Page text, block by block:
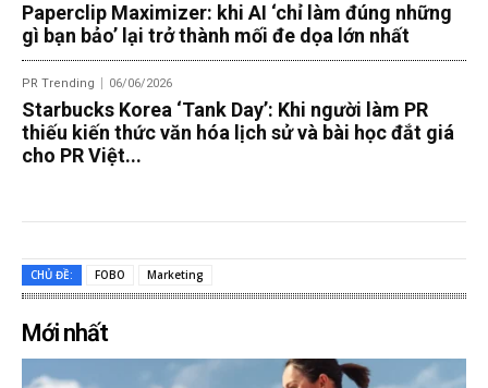
Paperclip Maximizer: khi AI ‘chỉ làm đúng những
gì bạn bảo’ lại trở thành mối đe dọa lớn nhất
PR Trending 06/06/2026
Starbucks Korea ‘Tank Day’: Khi người làm PR
thiếu kiến thức văn hóa lịch sử và bài học đắt giá
cho PR Việt...
CHỦ ĐỀ: FOBO Marketing
Mới nhất